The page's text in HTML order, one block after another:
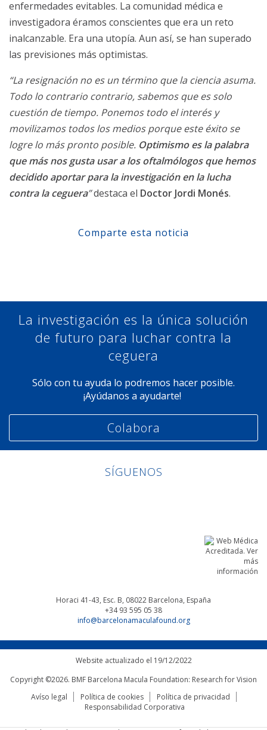
enfermedades evitables. La comunidad médica e
investigadora éramos conscientes que era un reto
inalcanzable. Era una utopía. Aun así, se han superado
las previsiones más optimistas.
“La resignación no es un término que la ciencia asuma.
Todo lo contrario contrario, sabemos que es solo
cuestión de tiempo. Ponemos todo el interés y
movilizamos todos los medios porque este éxito se
logre lo más pronto posible. Optimismo es la palabra
que más nos gusta usar a los oftalmólogos que hemos
decidido aportar para la investigación en la lucha
contra la ceguera”destaca el Doctor Jordi Monés.
Comparte esta noticia
La investigación es la única solución
de futuro para luchar contra la
ceguera
Sólo con tu ayuda lo podremos hacer posible.
¡Ayúdanos a ayudarte!
Colabora
SÍGUENOS
Horaci 41-43, Esc. B, 08022 Barcelona, España
+34 93 595 05 38
info@barcelonamaculafound.org
Website actualizado el 19/12/2022
Copyright ©2026. BMF Barcelona Macula Foundation: Research for Vision
Avíso legal
Política de cookies
Política de privacidad
Responsabilidad Corporativa